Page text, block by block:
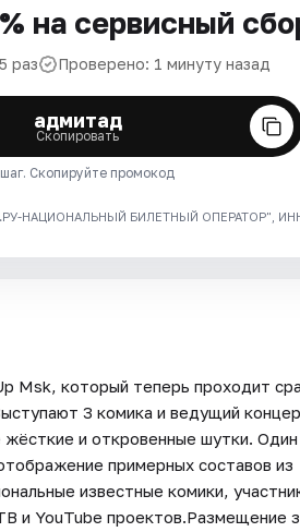
на сервисный
раз Проверено: 1 минуту назад
адмитад
Скопировать
Скопируйте промокод
НАЦИОНАЛЬНЫЙ БИЛЕТНЫЙ ОПЕРАТОР", ИНН:
Msk, который теперь проходит
3 комика и ведущий
и откровенные шутки. Один
примерных составов из
известные комики,
и YouTube проектов.Размещение